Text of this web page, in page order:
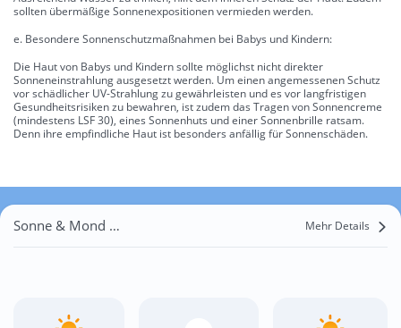
sollten übermäßige Sonnenexpositionen vermieden werden.
e. Besondere Sonnenschutzmaßnahmen bei Babys und Kindern:
Die Haut von Babys und Kindern sollte möglichst nicht direkter
Sonneneinstrahlung ausgesetzt werden. Um einen angemessenen Schutz
vor schädlicher UV-Strahlung zu gewährleisten und es vor langfristigen
Gesundheitsrisiken zu bewahren, ist zudem das Tragen von Sonnencreme
(mindestens LSF 30), eines Sonnenhuts und einer Sonnenbrille ratsam.
Denn ihre empfindliche Haut ist besonders anfällig für Sonnenschäden.
Sonne & Mond Wolfisheim Mehr Details